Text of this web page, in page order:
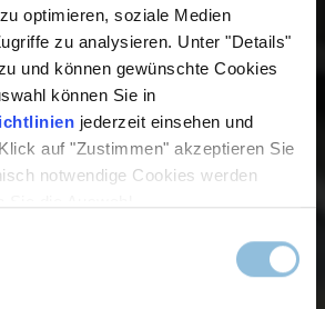
optimieren, soziale Medien
zu analysieren. Unter "Details"
und können gewünschte Cookies
können Sie in
jederzeit einsehen und
auf "Zustimmen" akzeptieren Sie
notwendige Cookies werden